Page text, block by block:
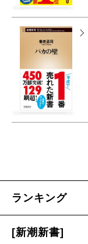
ランキング
[新潮新書]